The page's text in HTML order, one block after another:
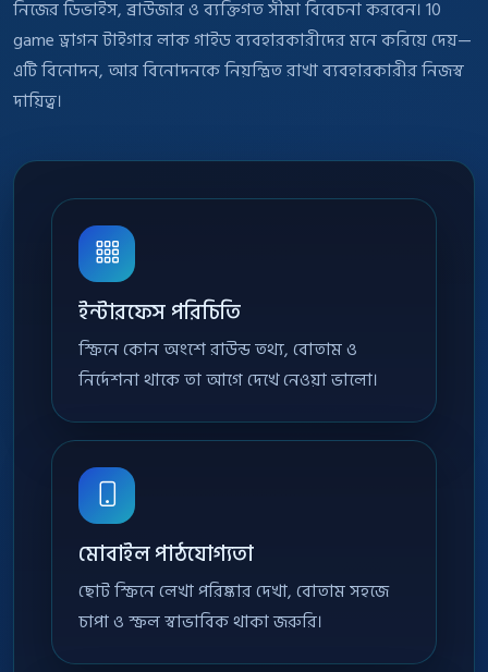
নিজের ডিভাইস, ব্রাউজার ও ব্যক্তিগত সীমা বিবেচনা করবেন। 10
game ড্রাগন টাইগার লাক গাইড ব্যবহারকারীদের মনে করিয়ে দেয়—
এটি বিনোদন, আর বিনোদনকে নিয়ন্ত্রিত রাখা ব্যবহারকারীর নিজস্ব
দায়িত্ব।
ইন্টারফেস পরিচিতি
স্ক্রিনে কোন অংশে রাউন্ড তথ্য, বোতাম ও
নির্দেশনা থাকে তা আগে দেখে নেওয়া ভালো।
মোবাইল পাঠযোগ্যতা
ছোট স্ক্রিনে লেখা পরিষ্কার দেখা, বোতাম সহজে
চাপা ও স্ক্রল স্বাভাবিক থাকা জরুরি।